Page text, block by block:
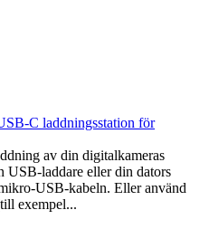
C laddningsstation för
av din digitalkameras
USB-laddare eller din dators
USB-kabeln. Eller använd
exempel...